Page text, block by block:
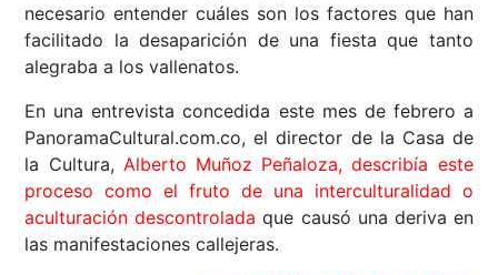
necesario entender cuáles son los factores que han
facilitado la desaparición de una fiesta que tanto
alegraba a los vallenatos.
En una entrevista concedida este mes de febrero a
PanoramaCultural.com.co, el director de la Casa de
la Cultura, Alberto Muñoz Peñaloza, describía este
proceso como el fruto de una interculturalidad o
aculturación descontrolada que causó una deriva en
las manifestaciones callejeras.